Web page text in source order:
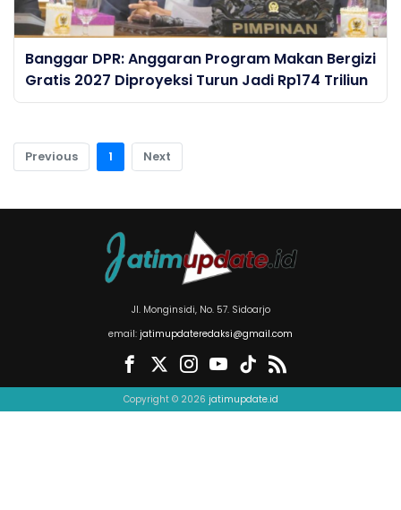
Banggar DPR: Anggaran Program Makan Bergizi
Gratis 2027 Diproyeksi Turun Jadi Rp174 Triliun
Previous 1 Next
Jl. Monginsidi, No. 57. Sidoarjo
email: jatimupdateredaksi@gmail.com
Copyright © 2026 jatimupdate.id